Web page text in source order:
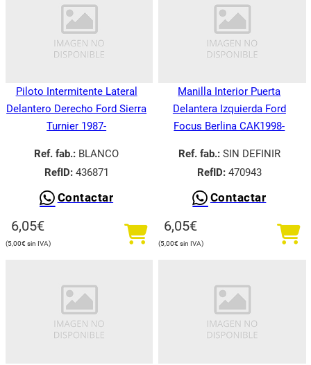
Piloto Intermitente Lateral
Delantero Derecho Ford Sierra
Turnier 1987-
Ref. fab.: BLANCO
RefID:436871
Contactar
6,05€
5,00€
Manilla Interior Puerta
Delantera Izquierda Ford
Focus Berlina CAK1998-
Ref. fab.:SIN DEFINIR
RefID:470943
Contactar
6,05€
5,00€